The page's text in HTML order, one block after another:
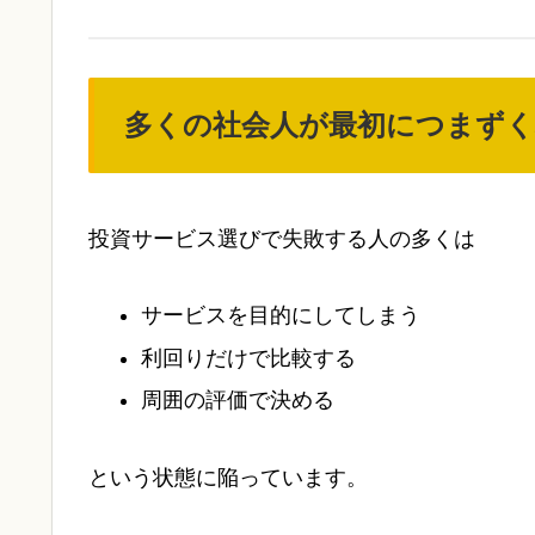
多くの社会人が最初につまず
投資サービス選びで失敗する人の多くは
サービスを目的にしてしまう
利回りだけで比較する
周囲の評価で決める
という状態に陥っています。